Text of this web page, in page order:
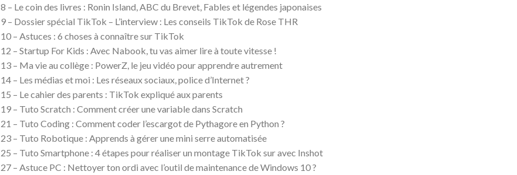
8 – Le coin des livres : Ronin Island, ABC du Brevet, Fables et légendes japonaises
9 – Dossier spécial TikTok – L’interview : Les conseils TikTok de Rose THR
10 – Astuces : 6 choses à connaître sur TikTok
12 – Startup For Kids : Avec Nabook, tu vas aimer lire à toute vitesse !
13 – Ma vie au collège : PowerZ, le jeu vidéo pour apprendre autrement
14 – Les médias et moi : Les réseaux sociaux, police d’Internet ?
15 – Le cahier des parents : TikTok expliqué aux parents
19 – Tuto Scratch : Comment créer une variable dans Scratch
21 – Tuto Coding : Comment coder l’escargot de Pythagore en Python ?
23 – Tuto Robotique : Apprends à gérer une mini serre automatisée
25 – Tuto Smartphone : 4 étapes pour réaliser un montage TikTok sur avec Inshot
27 – Astuce PC : Nettoyer ton ordi avec l’outil de maintenance de Windows 10 ?